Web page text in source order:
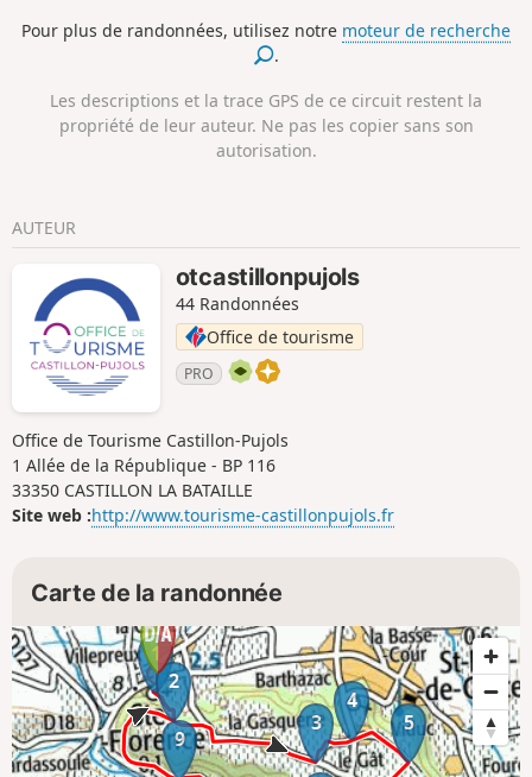
Pour plus de randonnées, utilisez notre moteur de recherche
.
Les descriptions et la trace GPS de ce circuit restent la
propriété de leur auteur. Ne pas les copier sans son
autorisation.
AUTEUR
otcastillonpujols
44 Randonnées
Office de tourisme
PRO
Office de Tourisme Castillon-Pujols
1 Allée de la République - BP 116
33350 CASTILLON LA BATAILLE
Site web :http://www.tourisme-castillonpujols.fr
Carte de la randonnée
1
2
3
4
5
9